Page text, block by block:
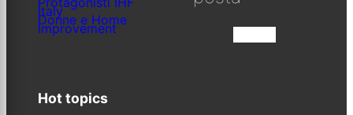
Italy
Donne e Home
Improvement
Hot topics